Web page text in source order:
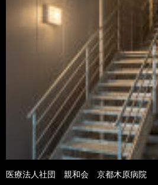
医療法人社団 親和会 京都木原病院